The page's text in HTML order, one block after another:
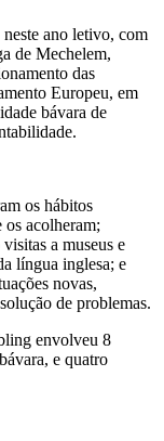
ano letivo, com
de Mechelem,
das
Europeu, em
bávara de
os hábitos
os acolheram;
a museus e
língua inglesa; e
novas,
de problemas.
envolveu 8
e quatro